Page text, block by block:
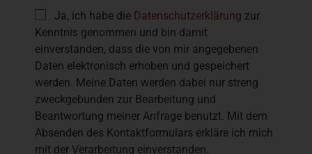
Ja, ich habe die Datenschutzerklärung zur
Kenntnis genommen und bin damit
einverstanden, dass die von mir angegebenen
Daten elektronisch erhoben und gespeichert
werden. Meine Daten werden dabei nur streng
zweckgebunden zur Bearbeitung und
Beantwortung meiner Anfrage benutzt. Mit dem
Absenden des Kontaktformulars erkläre ich mich
mit der Verarbeitung einverstanden.